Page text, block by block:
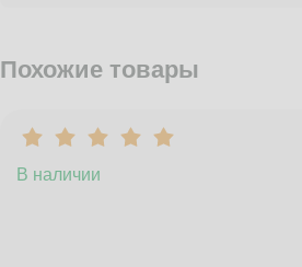
Похожие товары
В наличии